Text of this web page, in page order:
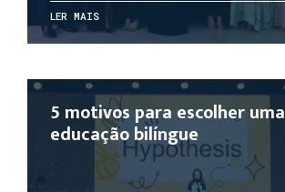
LER MAIS
5 motivos para escolher uma
educação bilíngue